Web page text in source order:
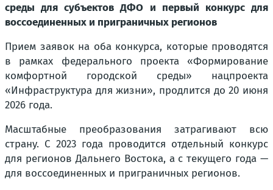
среды для субъектов ДФО и первый конкурс для
воссоединенных и приграничных регионов
Прием заявок на оба конкурса, которые проводятся
в рамках федерального проекта «Формирование
комфортной городской среды» нацпроекта
«Инфраструктура для жизни», продлится до 20 июня
2026 года.
Масштабные преобразования затрагивают всю
страну. С 2023 года проводится отдельный конкурс
для регионов Дальнего Востока, а с текущего года —
для воссоединенных и приграничных регионов.